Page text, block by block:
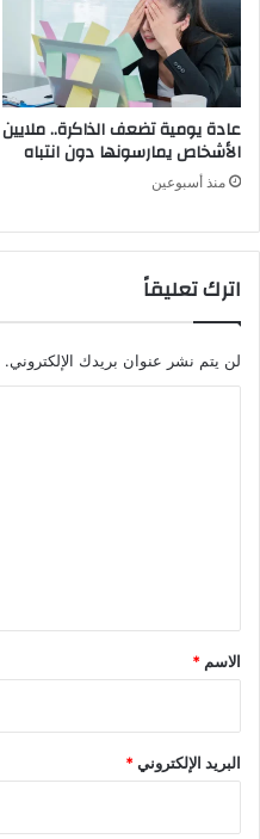
عادة يومية تضعف الذاكرة.. ملايين
الأشخاص يمارسونها دون انتباه
منذ أسبوعين
اترك تعليقاً
لن يتم نشر عنوان بريدك الإلكتروني.
*
الاسم *
البريد الإلكتروني*